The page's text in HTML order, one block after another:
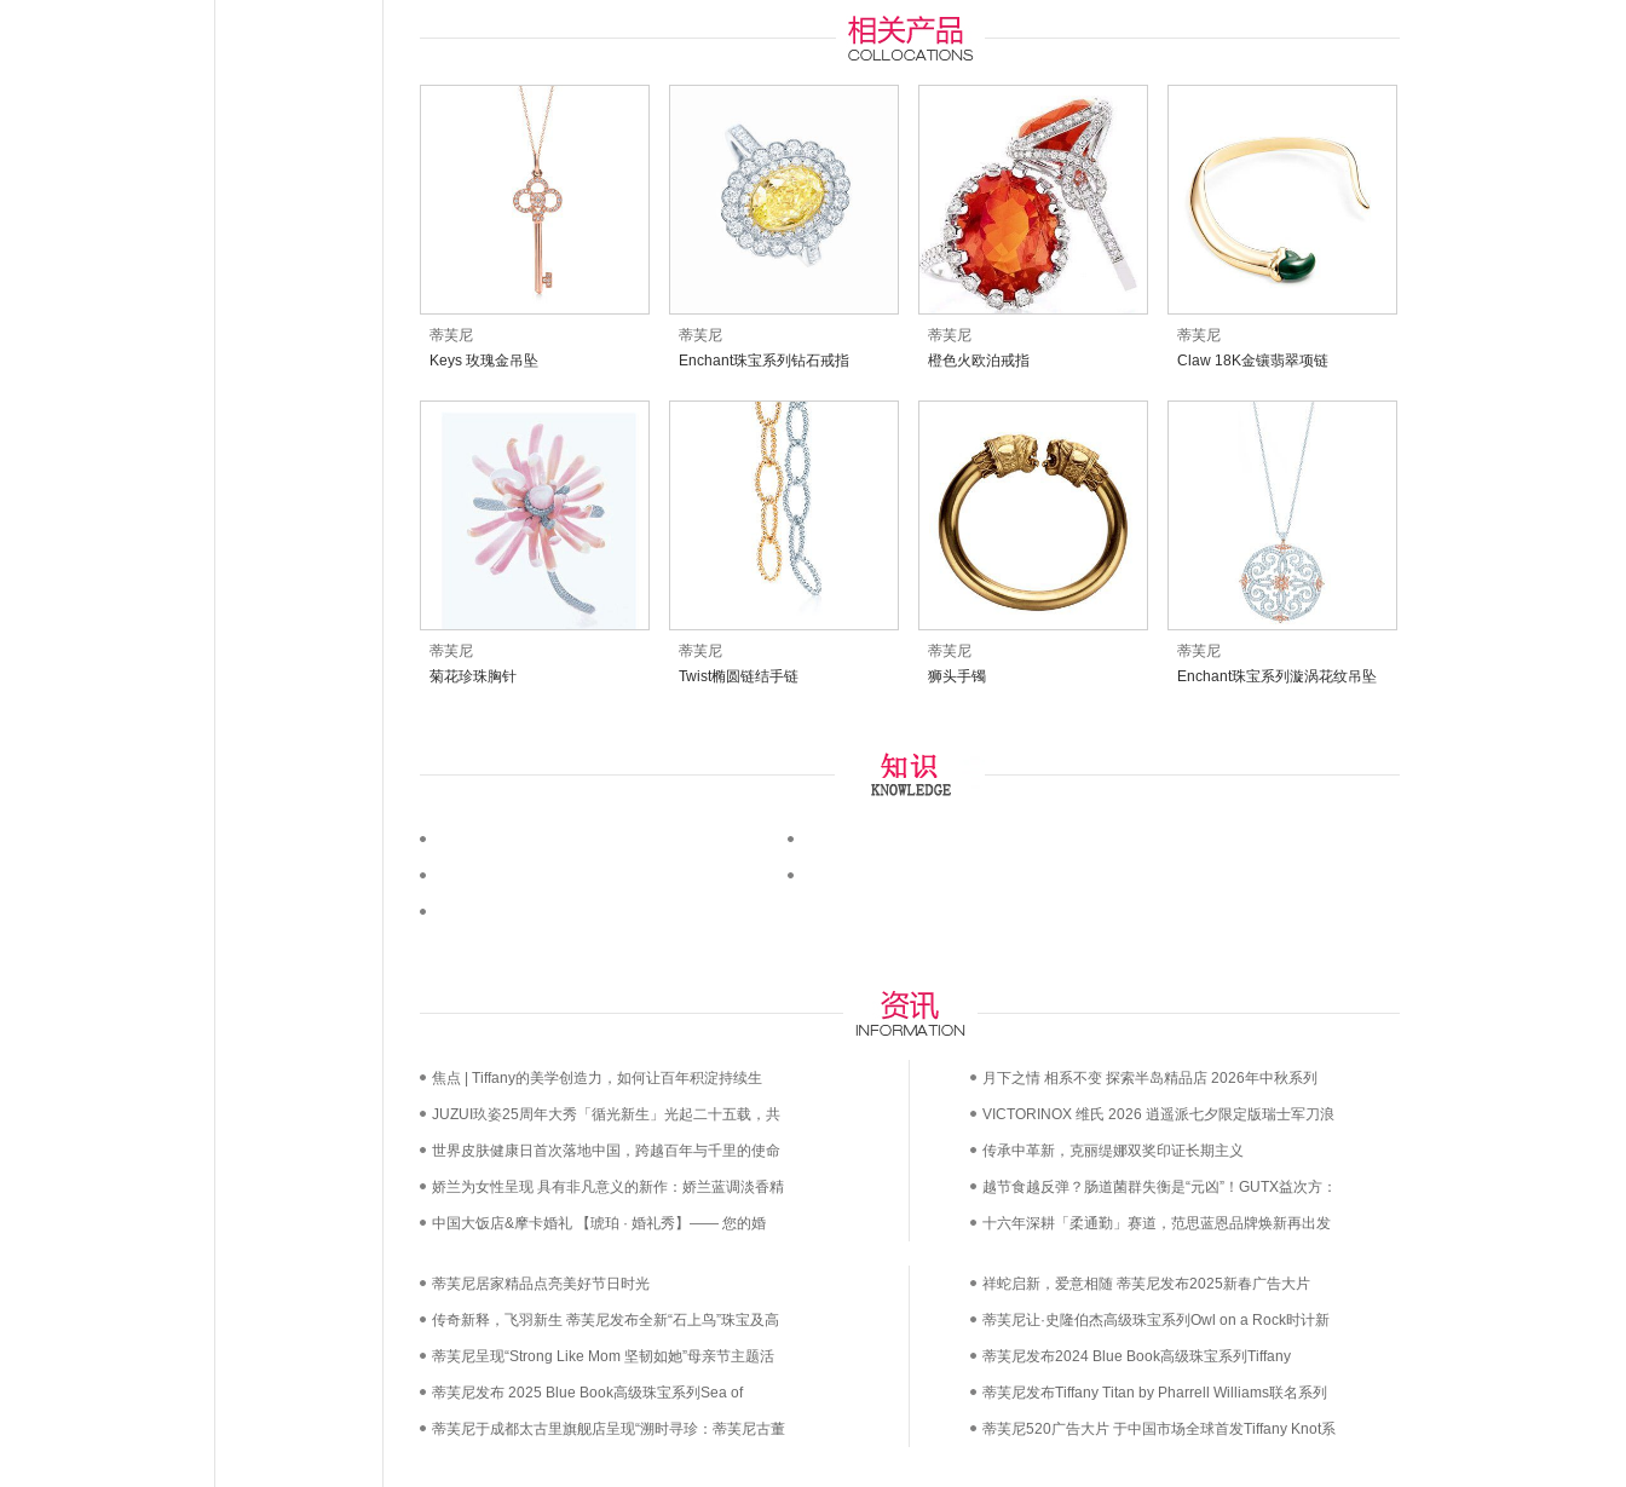
蒂芙尼
Keys 玫瑰金吊坠
蒂芙尼
Enchant珠宝系列钻石戒指
蒂芙尼
橙色火欧泊戒指
蒂芙尼
Claw 18K金镶翡翠项链
蒂芙尼
菊花珍珠胸针
蒂芙尼
Twist椭圆链结手链
蒂芙尼
狮头手镯
蒂芙尼
Enchant珠宝系列漩涡花纹吊坠
焦点 | Tiffany的美学创造力，如何让百年积淀持续生
长？
JUZUI玖姿25周年大秀「循光新生」光起二十五载，共
启新生优雅
世界皮肤健康日首次落地中国，跨越百年与千里的使命
必达
娇兰为女性呈现 具有非凡意义的新作：娇兰蓝调淡香精
中国大饭店&摩卡婚礼 【琥珀 · 婚礼秀】—— 您的婚
月下之情 相系不变 探索半岛精品店 2026年中秋系列
VICTORINOX 维氏 2026 逍遥派七夕限定版瑞士军刀浪
漫上市——凝萃瑞士匠心，赴约月书赤绳
传承中革新，克丽缇娜双奖印证长期主义
越节食越反弹？肠道菌群失衡是“元凶”！GUTX益次方：
鲜活益生菌直达肠道，养出你的“易瘦体质”
十六年深耕「柔通勤」赛道，范思蓝恩品牌焕新再出发
蒂芙尼居家精品点亮美好节日时光
传奇新释，飞羽新生 蒂芙尼发布全新“石上鸟”珠宝及高
级珠宝系列
蒂芙尼呈现“Strong Like Mom 坚韧如她”母亲节主题活
动，由品牌员工及其子女温情出镜
蒂芙尼发布 2025 Blue Book高级珠宝系列Sea of
Wonder瑰海奇珍
蒂芙尼于成都太古里旗舰店呈现“溯时寻珍：蒂芙尼古董
祥蛇启新，爱意相随 蒂芙尼发布2025新春广告大片
蒂芙尼让·史隆伯杰高级珠宝系列Owl on a Rock时计新
作 演绎经典“石上鸟”
蒂芙尼发布2024 Blue Book高级珠宝系列Tiffany
Céleste 苍穹万象夏季作品
蒂芙尼发布Tiffany Titan by Pharrell Williams联名系列
蒂芙尼520广告大片 于中国市场全球首发Tiffany Knot系